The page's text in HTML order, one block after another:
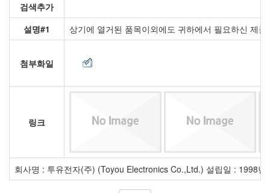
검색추가
설명#1
상기에 열거된 품목이외에도 귀하에서 필요하신 제
첨부화일
링크
회사명 : 투유전자(주) (Toyou Electronics Co.,Ltd.) 설립일 : 1998